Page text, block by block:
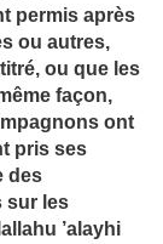
permis après
ou autres,
ou que les
façon,
ont
pris ses
des
sur les
’alayhi